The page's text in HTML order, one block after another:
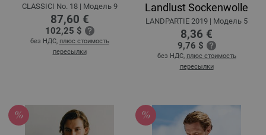
CLASSICI No. 18 | Модель 9
87,60 €
102,25 $
без НДС, плюс стоимость
пересылки
Landlust Sockenwolle
LANDPARTIE 2019 | Модель 5
8,36 €
9,76 $
без НДС, плюс стоимость
пересылки